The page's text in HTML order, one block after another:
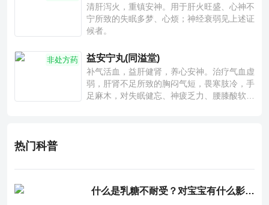
清肝泻火，重镇安神。用于肝火旺盛、心神不
宁所致的失眠多梦、心烦；神经衰弱见上述证
候者。
非处方药 益安宁丸(同溢堂)
补气活血，益肝健肾，养心安神。治疗气血虚
弱，肝肾不足所致的胸闷气短，畏寒肢冷，手
足麻木，对失眠健忘、神疲乏力、腰膝酸软也
热门科普
什么是乳糖不耐受？对宝宝有什么影响？